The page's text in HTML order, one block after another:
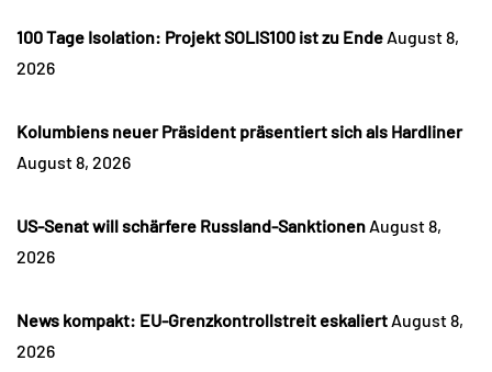
100 Tage Isolation: Projekt SOLIS100 ist zu Ende August 8,
2026
Kolumbiens neuer Präsident präsentiert sich als Hardliner
August 8, 2026
US-Senat will schärfere Russland-Sanktionen August 8,
2026
News kompakt: EU-Grenzkontrollstreit eskaliert August 8,
2026